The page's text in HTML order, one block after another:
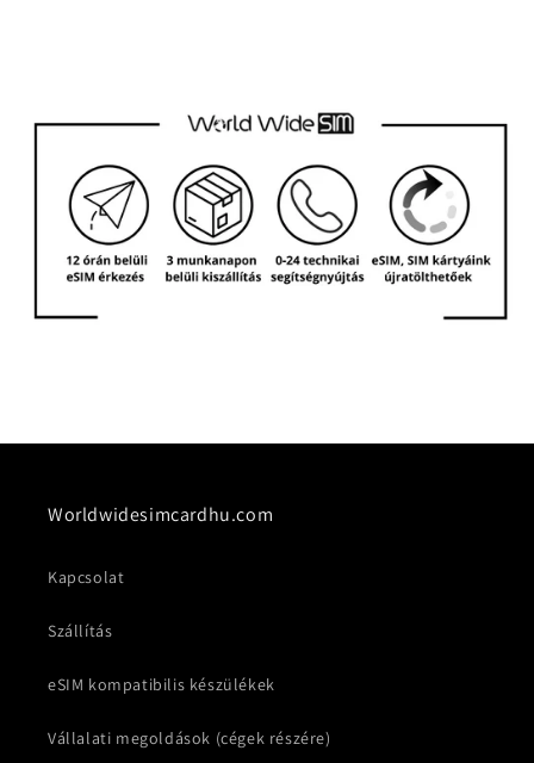
Worldwidesimcardhu.com
Kapcsolat
Szállítás
eSIM kompatibilis készülékek
Vállalati megoldások (cégek részére)